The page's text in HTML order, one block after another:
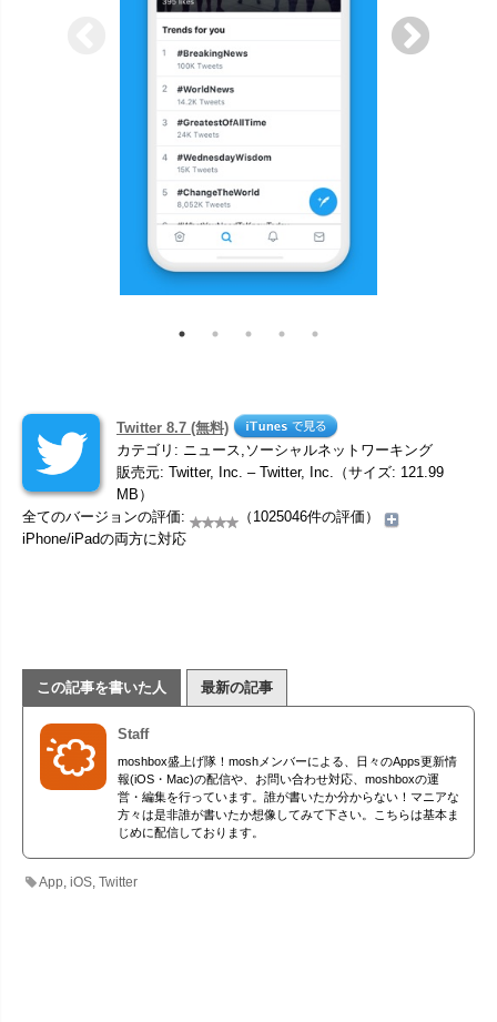
Twitter 8.7 (無料)
カテゴリ: ニュース,ソーシャルネットワーキング
販売元: Twitter, Inc. – Twitter, Inc.（サイズ: 121.99
MB）
全てのバージョンの評価:
（1025046件の評価）
iPhone/iPadの両方に対応
この記事を書いた人 最新の記事
Staff
moshbox盛上げ隊！moshメンバーによる、日々のApps更新情
報(iOS・Mac)の配信や、お問い合わせ対応、moshboxの運
営・編集を行っています。誰が書いたか分からない！マニアな
方々は是非誰が書いたか想像してみて下さい。こちらは基本ま
じめに配信しております。
App ,iOS ,Twitter